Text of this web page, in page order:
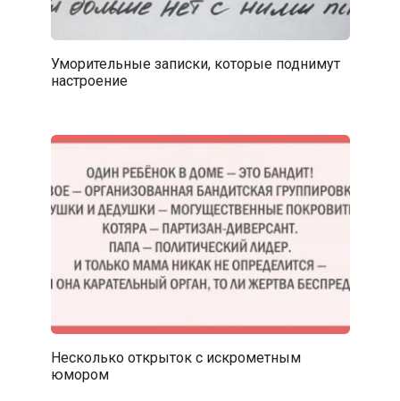
Уморительные записки, которые поднимут
настроение
Несколько открыток с искрометным
юмором